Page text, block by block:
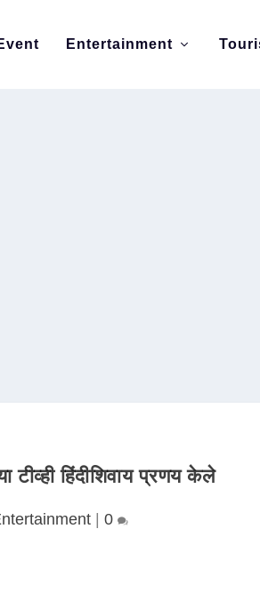
Entertainment
हिंदीशिवाय प्रणय केले
|0